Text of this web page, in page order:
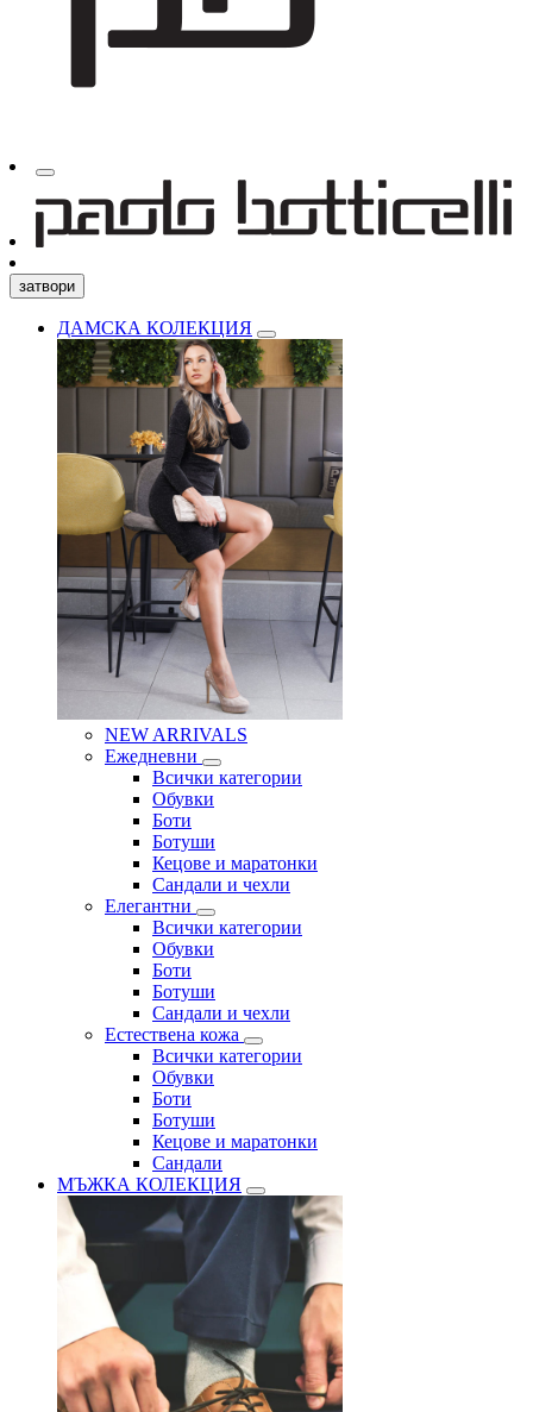
затвори
ДАМСКА КОЛЕКЦИЯ
NEW ARRIVALS
Ежедневни
Всички категории
Обувки
Боти
Ботуши
Кецове и маратонки
Сандали и чехли
Елегантни
Всички категории
Обувки
Боти
Ботуши
Сандали и чехли
Естествена кожа
Всички категории
Обувки
Боти
Ботуши
Кецове и маратонки
Сандали
МЪЖКА КОЛЕКЦИЯ